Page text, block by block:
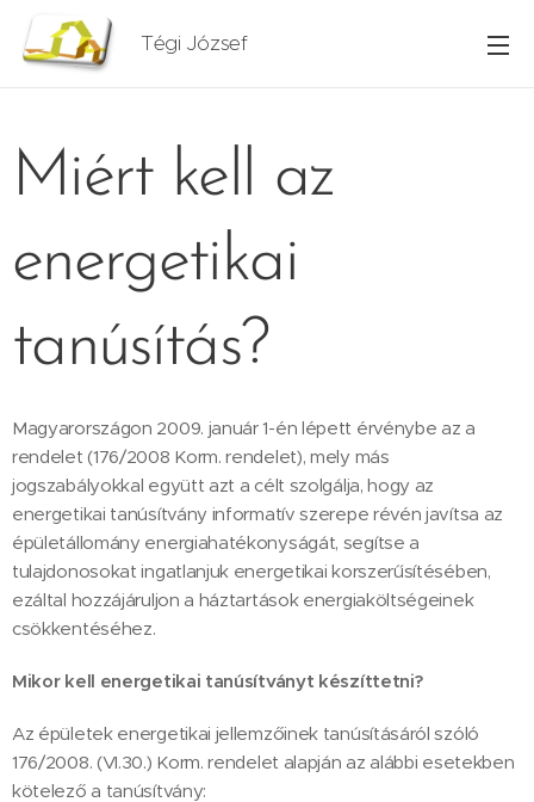
Tégi József
Miért kell az
energetikai
tanúsítás?
Magyarországon 2009. január 1-én lépett érvénybe az a
rendelet (176/2008 Korm. rendelet), mely más
jogszabályokkal együtt azt a célt szolgálja, hogy az
energetikai tanúsítvány informatív szerepe révén javítsa az
épületállomány energiahatékonyságát, segítse a
tulajdonosokat ingatlanjuk energetikai korszerűsítésében,
ezáltal hozzájáruljon a háztartások energiaköltségeinek
csökkentéséhez.
Mikor kell energetikai tanúsítványt készíttetni?
Az épületek energetikai jellemzőinek tanúsításáról szóló
176/2008. (VI.30.) Korm. rendelet alapján az alábbi esetekben
kötelező a tanúsítvány: